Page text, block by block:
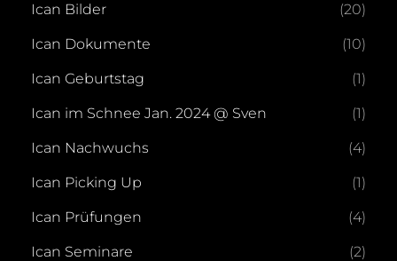
Ican Bilder (20)
Ican Dokumente (10)
Ican Geburtstag (1)
Ican im Schnee Jan. 2024 @ Sven (1)
Ican Nachwuchs (4)
Ican Picking Up (1)
Ican Prüfungen (4)
Ican Seminare (2)